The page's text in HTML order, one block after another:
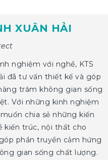
XUÂN HẢI
nghiệm với nghề, KTS
đã tư vấn thiết kế và góp
trăm không gian sống
Với những kinh nghiệm
chia sẻ những kiến
kiến trúc, nội thất cho
phần truyền cảm hứng
gian sống chất lượng.